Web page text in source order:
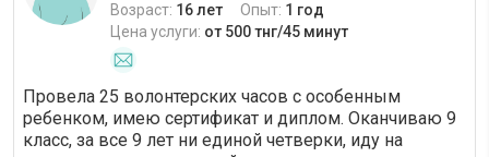
Возраст: 16 лет Опыт: 1 год
Цена услуги: от 500 тнг/45 минут
Провела 25 волонтерских часов с особенным
ребенком, имею сертификат и диплом. Оканчиваю 9
класс, за все 9 лет ни единой четверки, иду на